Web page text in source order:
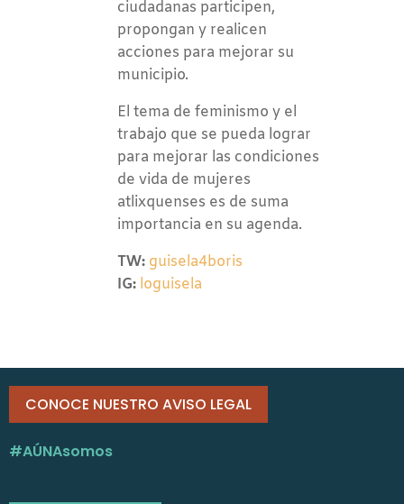
ciudadanas participen,
propongan y realicen
acciones para mejorar su
municipio.
El tema de feminismo y el
trabajo que se pueda lograr
para mejorar las condiciones
de vida de mujeres
atlixquenses es de suma
importancia en su agenda.
TW: guisela4boris
IG: loguisela
CONOCE NUESTRO AVISO LEGAL
#AÚNAsomos